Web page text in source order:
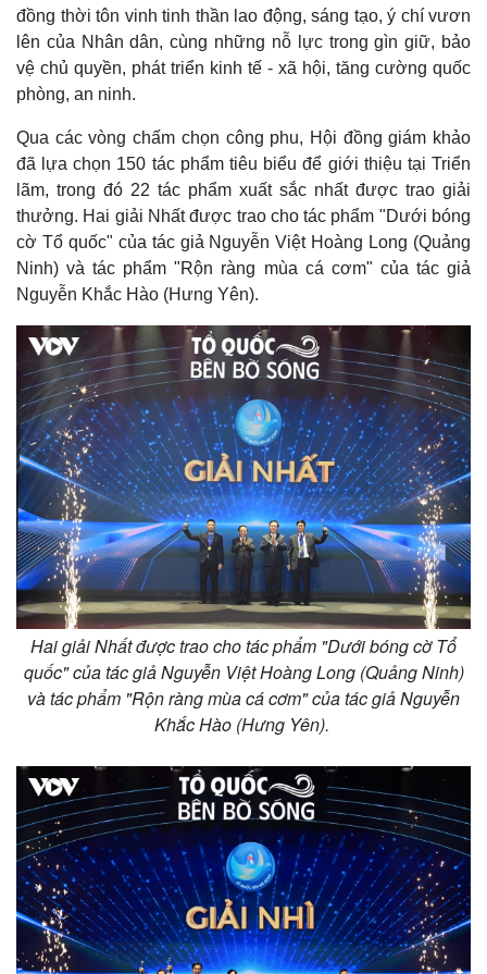
Kinh tế
Bất động sản
Khởi nghiệp
Thị trường
Giá vàng
Tiêu dùng
Tỷ giá
Chứng khoán
Giá cà phê
đồng thời tôn vinh tinh thần lao động, sáng tạo, ý chí vươn
lên của Nhân dân, cùng những nỗ lực trong gìn giữ, bảo
vệ chủ quyền, phát triển kinh tế - xã hội, tăng cường quốc
phòng, an ninh.
Qua các vòng chấm chọn công phu, Hội đồng giám khảo
đã lựa chọn 150 tác phẩm tiêu biểu để giới thiệu tại Triển
lãm, trong đó 22 tác phẩm xuất sắc nhất được trao giải
thưởng. Hai giải Nhất được trao cho tác phẩm "Dưới bóng
cờ Tổ quốc" của tác giả Nguyễn Việt Hoàng Long (Quảng
Ninh) và tác phẩm "Rộn ràng mùa cá cơm" của tác giả
Nguyễn Khắc Hào (Hưng Yên).
Hai giải Nhất được trao cho tác phẩm "Dưới bóng cờ Tổ
quốc" của tác giả Nguyễn Việt Hoàng Long (Quảng Ninh)
và tác phẩm "Rộn ràng mùa cá cơm" của tác giả Nguyễn
Khắc Hào (Hưng Yên).